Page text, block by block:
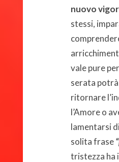
nuovo
stessi,
vale pure
serata
ritornare
l’Amore o
lamentarsi
solita frase
tristezza ha